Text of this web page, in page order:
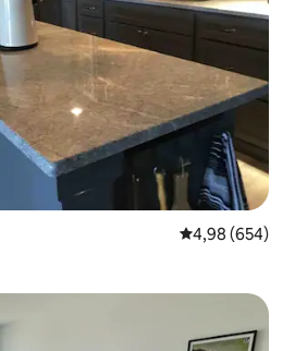
4,98 av 5 i
4,98 (654)